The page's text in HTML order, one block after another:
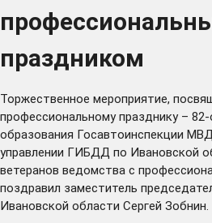
праздником
Торжественное мероприятие,
профессиональному празднику –
образования Госавтоинспекции
управлении ГИБДД по Ивановской
ветеранов ведомства с
поздравил заместитель
Ивановской области Сергей Зобнин.